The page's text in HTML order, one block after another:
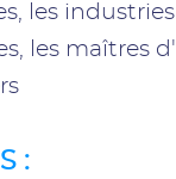
les industries
les maîtres
: